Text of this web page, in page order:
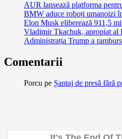
AUR lansează platforma
BMW aduce roboți umanoizi
Elon Musk eliberează 911,5
Vladimir Tkachuk, apropiat al
Administrația Trump a
Comentarii
Porcu pe Șantaj de presă fără